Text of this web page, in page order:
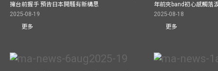
擁台前握手 預告日本開騷有新構思
2025-08-19
更多
年前夾band初心感觸落
2025-08-18
更多